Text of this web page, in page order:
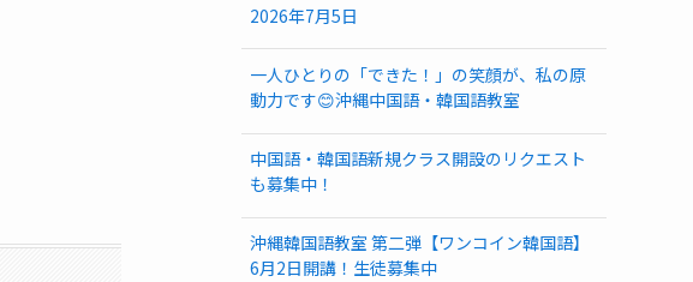
2026年7月5日
一人ひとりの「できた！」の笑顔が、私の原
動力です😊沖縄中国語・韓国語教室
中国語・韓国語新規クラス開設のリクエスト
も募集中！
沖縄韓国語教室 第二弾【ワンコイン韓国語】
6月2日開講！生徒募集中